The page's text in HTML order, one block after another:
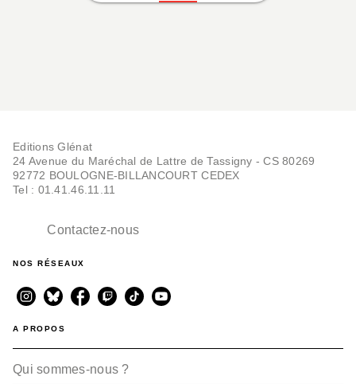
Editions Glénat
24 Avenue du Maréchal de Lattre de Tassigny - CS 80269
92772 BOULOGNE-BILLANCOURT CEDEX
Tel : 01.41.46.11.11
Contactez-nous
NOS RÉSEAUX
A PROPOS
Qui sommes-nous ?